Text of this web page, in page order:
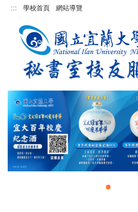
跳::: 學校首頁 網站導覽